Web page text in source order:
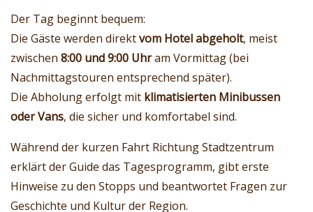
Der Tag beginnt bequem:
Die Gäste werden direktvom Hotel abgeholt, meist
zwischen 8:00 und 9:00 Uhram Vormittag (bei
Nachmittagstouren entsprechend später).
Die Abholung erfolgt mit klimatisierten Minibussen
oder Vans, die sicher und komfortabel sind.
Während der kurzen Fahrt Richtung Stadtzentrum
erklärt der Guide das Tagesprogramm, gibt erste
Hinweise zu den Stopps und beantwortet Fragen zur
Geschichte und Kultur der Region.